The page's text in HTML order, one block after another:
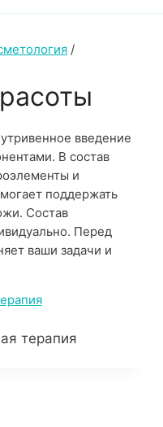
/
введение
В состав
и
поддержать
Состав
Перед
ваши задачи и
терапия